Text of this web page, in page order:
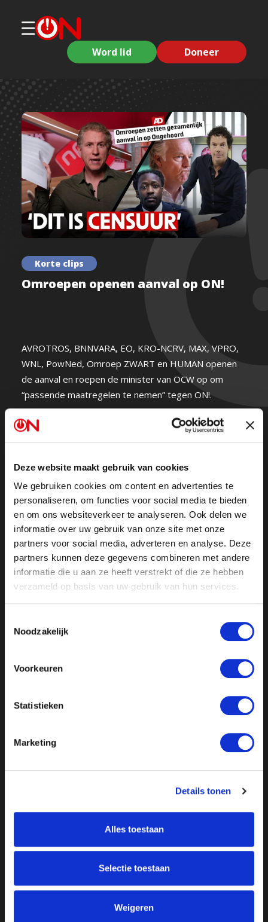
Deze website maakt gebruik van cookies
We gebruiken cookies om content en advertenties te
personaliseren, om functies voor social media te bieden
en om ons websiteverkeer te analyseren. Ook delen we
informatie over uw gebruik van onze site met onze
partners voor social media, adverteren en analyse. Deze
partners kunnen deze gegevens combineren met andere
informatie die u aan ze heeft verstrekt of die ze hebben
verzameld op basis van uw gebruik van hun services.
Noodzakelijk
Voorkeuren
Statistieken
Marketing
Details tonen
Alles toestaan
Selectie toestaan
Weigeren
Word lid Doneer
Korte clips
Omroepen openen aanval op ON!
AVROTROS, BNNVARA, EO, KRO-NCRV, MAX, VPRO,
WNL, PowNed, Omroep ZWART en HUMAN openen
de aanval en roepen de minister van OCW op om
“passende maatregelen te nemen” tegen ON!.
Belangrijkste argument: ON! overtreedt de code
journalistiek handelen.
Maar hoe doen ze het zelf eigenlijk? Wordt er met
twee maten gemeten?
Laten we kijken naar Buitenhof.
//// //// //